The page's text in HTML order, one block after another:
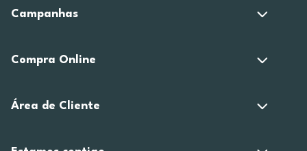
Campanhas
Compra Online
Área de Cliente